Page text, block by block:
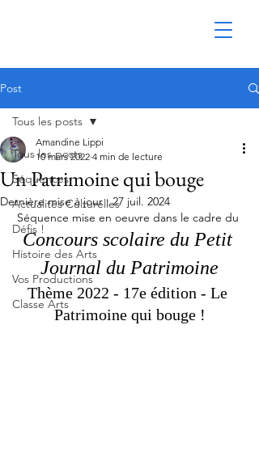
Post
Tous les posts
Séquences
Actualités Culturelles
Défis !
Histoire des Arts
Vos Productions
Classe Arts
Tous les posts
Un Patrimoine qui bouge
Amandine Lippi
10 mars 2022 4 min de lecture
Dernière mise à jour :27 juil. 2024
Séquence mise en oeuvre dans le cadre du
Concours scolaire du Petit
Journal du Patrimoine
Thème 2022 - 17e édition - Le
Patrimoine qui bouge !